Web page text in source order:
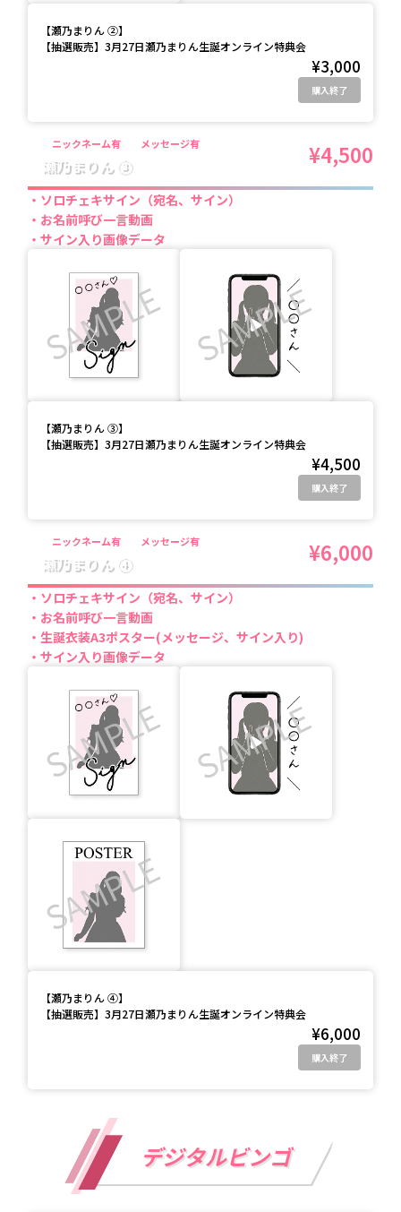
【瀬乃まりん ②】
【抽選販売】3月27日瀬乃まりん生誕オンライン特典会
¥3,000
購入終了
ニックネーム有 メッセージ有
瀬乃まりん ③ ¥4,500
ソロチェキサイン（宛名、サイン）
お名前呼び一言動画
サイン入り画像データ
【瀬乃まりん ③】
【抽選販売】3月27日瀬乃まりん生誕オンライン特典会
¥4,500
購入終了
ニックネーム有 メッセージ有
瀬乃まりん ④ ¥6,000
ソロチェキサイン（宛名、サイン）
お名前呼び一言動画
生誕衣装A3ポスター(メッセージ、サイン入り)
サイン入り画像データ
【瀬乃まりん ④】
【抽選販売】3月27日瀬乃まりん生誕オンライン特典会
¥6,000
購入終了
デジタルビンゴ